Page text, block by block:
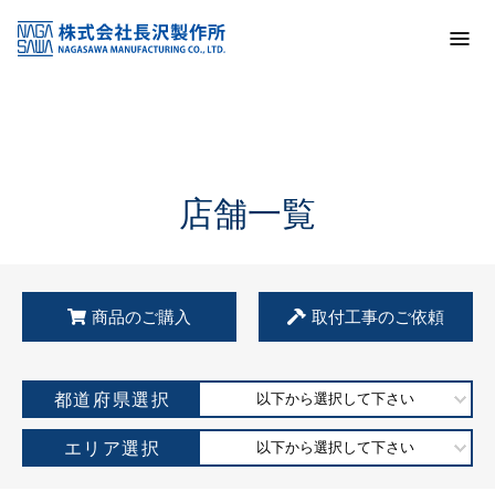
KSS加盟店・取扱店情報
店舗一覧
店舗一覧
商品のご購入 取付工事のご依頼
都道府県選択 以下から選択して下さい
エリア選択 以下から選択して下さい